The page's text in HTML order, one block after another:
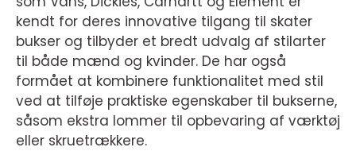
kendt for deres innovative tilgang til skater
bukser og tilbyder et bredt udvalg af stilarter
til både mænd og kvinder. De har også
formået at kombinere funktionalitet med stil
ved at tilføje praktiske egenskaber til bukserne,
såsom ekstra lommer til opbevaring af værktøj
eller skruetrækkere.